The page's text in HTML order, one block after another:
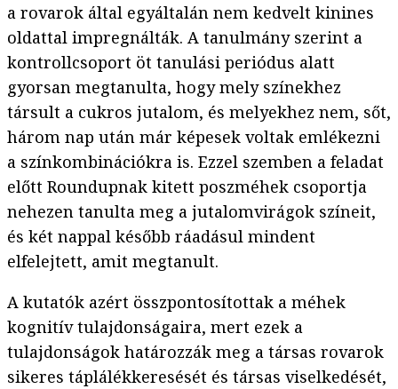
a rovarok által egyáltalán nem kedvelt kinines
oldattal impregnálták. A tanulmány szerint a
kontrollcsoport öt tanulási periódus alatt
gyorsan megtanulta, hogy mely színekhez
társult a cukros jutalom, és melyekhez nem, sőt,
három nap után már képesek voltak emlékezni
a színkombinációkra is. Ezzel szemben a feladat
előtt Roundupnak kitett poszméhek csoportja
nehezen tanulta meg a jutalomvirágok színeit,
és két nappal később ráadásul mindent
elfelejtett, amit megtanult.
A kutatók azért összpontosítottak a méhek
kognitív tulajdonságaira, mert ezek a
tulajdonságok határozzák meg a társas rovarok
sikeres táplálékkeresését és társas viselkedését,